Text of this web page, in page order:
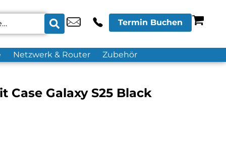
Termin Buchen
Netzwerk & Router Zubehör
Case Galaxy S25 Black